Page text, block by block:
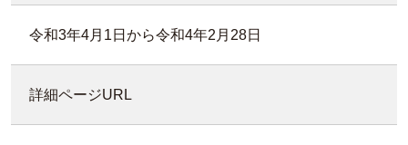
令和3年4月1日から令和4年2月28日
詳細ページURL